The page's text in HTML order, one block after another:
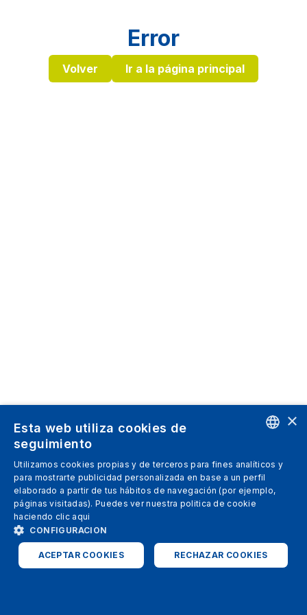
Error
Volver Ir a la página principal
SPANISH
ITALIAN
ENGLISH
×
Esta web utiliza cookies de
seguimiento
Utilizamos cookies propias y de terceros para fines analíticos y
para mostrarte publicidad personalizada en base a un perfil
elaborado a partir de tus hábitos de navegación (por ejemplo,
páginas visitadas). Puedes ver nuestra politica de cookie
haciendo clic aqui
CONFIGURACION
ACEPTAR COOKIES RECHAZAR COOKIES